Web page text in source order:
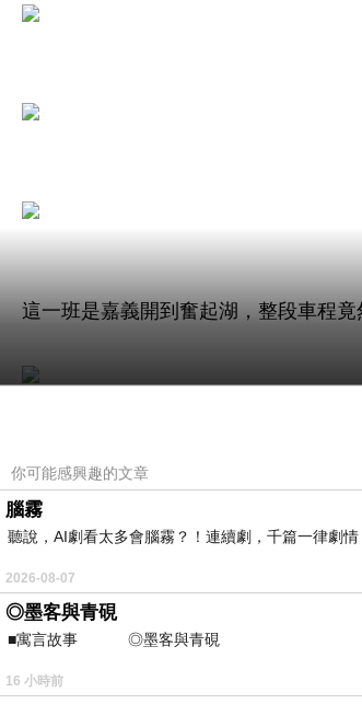
這一班是嘉義開到奮起湖，整段車程
進入車廂，真的是相當有歷史的感覺
座位是沙發座椅，全車指定席，不過
你可能感興趣的文章
腦霧
聽說，AI劇看太多會腦霧？！連續劇，千篇一律劇
2026-08-07
◎墨客與青硯
■寓言故事 ◎墨客與青硯 ⊕
16 小時前